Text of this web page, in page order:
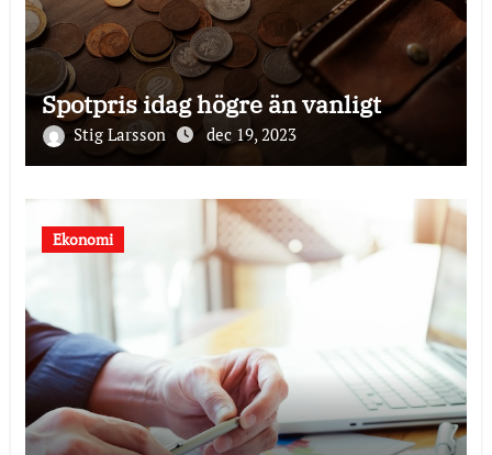
Spotpris idag högre än vanligt
Stig Larsson dec 19, 2023
Ekonomi